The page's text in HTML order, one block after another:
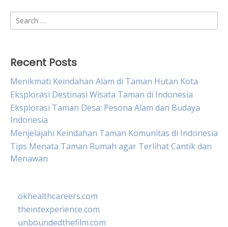
Search
for:
Recent Posts
Menikmati Keindahan Alam di Taman Hutan Kota
Eksplorasi Destinasi Wisata Taman di Indonesia
Eksplorasi Taman Desa: Pesona Alam dan Budaya
Indonesia
Menjelajahi Keindahan Taman Komunitas di Indonesia
Tips Menata Taman Rumah agar Terlihat Cantik dan
Menawan
okhealthcareers.com
theintexperience.com
unboundedthefilm.com